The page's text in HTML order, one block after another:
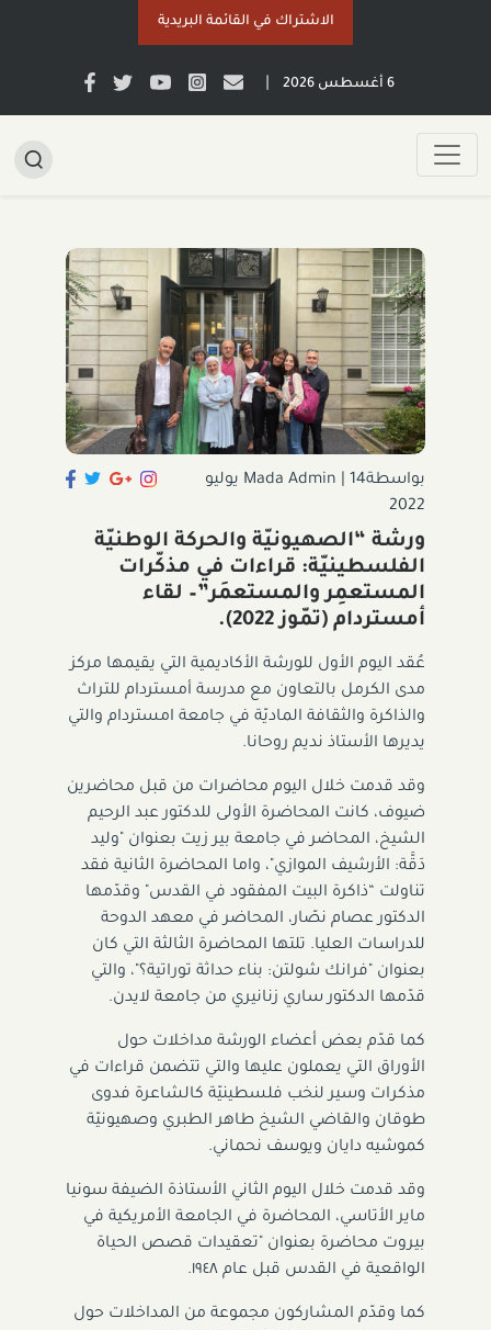
الاشتراك في القائمة البريدية
6 أغسطس 2026
بواسطةMada Admin
14 يوليو
2022
ورشة “الصهيونيّة والحركة الوطنيّة
الفلسطينيّة: قراءات في مذكّرات
المستعمِر والمستعمَر”– لقاء
أمستردام (تمّوز 2022).
عُقد اليوم الأول للورشة الأكاديمية التي يقيمها مركز
مدى الكرمل بالتعاون مع مدرسة أمستردام للتراث
والذاكرة والثقافة الماديّة في جامعة امستردام والتي
يديرها الأستاذ نديم روحانا.
وقد قدمت خلال اليوم محاضرات من قبل محاضرين
ضيوف، كانت المحاضرة الأولى للدكتور عبد الرحيم
الشيخ، المحاضر في جامعة بير زيت بعنوان "وليد
دَقَّة: الأرشيف الموازي"، واما المحاضرة الثانية فقد
تناولت “ذاكرة البيت المفقود في القدس" وقدّمها
الدكتور عصام نصّار، المحاضر في معهد الدوحة
للدراسات العليا. تلتها المحاضرة الثالثة التي كان
بعنوان "فرانك شولتن: بناء حداثة توراتية؟"، والتي
قدّمها الدكتور ساري زنانيري من جامعة لايدن.
كما قدّم بعض أعضاء الورشة مداخلات حول
الأوراق التي يعملون عليها والتي تتضمن قراءات في
مذكرات وسير لنخب فلسطينيّة كالشاعرة فدوى
طوقان والقاضي الشيخ طاهر الطبري وصهيونيّة
كموشيه دايان ويوسف نحماني.
وقد قدمت خلال اليوم الثاني الأستاذة الضيفة سونيا
ماير الأتاسي، المحاضرة في الجامعة الأمريكية في
بيروت محاضرة بعنوان "تعقيدات قصص الحياة
الواقعية في القدس قبل عام ١٩٤٨.
كما وقدّم المشاركون مجموعة من المداخلات حول